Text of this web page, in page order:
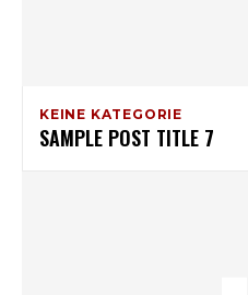
KEINE KATEGORIE
SAMPLE POST TITLE 7